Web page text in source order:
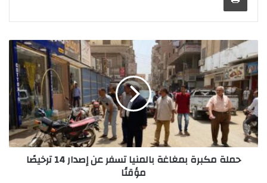
حملة
مكبرة
بمغاغة
بالمنيا
تسفر
عن
إصدار
14
ترخيصًا
مؤقتًا
حملة مكبرة بمغاغة بالمنيا تسفر عن إصدار 14 ترخيصًا
مؤقتًا